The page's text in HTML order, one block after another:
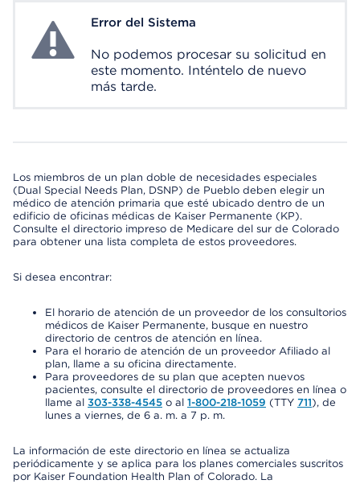
System ErrorError del Sistema
No podemos procesar su solicitud en
este momento. Inténtelo de nuevo
más tarde.
Los miembros de un plan doble de necesidades especiales
(Dual Special Needs Plan, DSNP) de Pueblo deben elegir un
médico de atención primaria que esté ubicado dentro de un
edificio de oficinas médicas de Kaiser Permanente (KP).
Consulte el directorio impreso de Medicare del sur de Colorado
para obtener una lista completa de estos proveedores.
Si desea encontrar:
El horario de atención de un proveedor de los consultorios
médicos de Kaiser Permanente, busque en nuestro
directorio de centros de atención en línea.
Para el horario de atención de un proveedor Afiliado al
plan, llame a su oficina directamente.
Para proveedores de su plan que acepten nuevos
pacientes, consulte el directorio de proveedores en línea o
llame al 303-338-4545 o al 1-800-218-1059 (TTY 711), de
lunes a viernes, de 6 a. m. a 7 p. m.
La información de este directorio en línea se actualiza
periódicamente y se aplica para los planes comerciales suscritos
por Kaiser Foundation Health Plan of Colorado. La